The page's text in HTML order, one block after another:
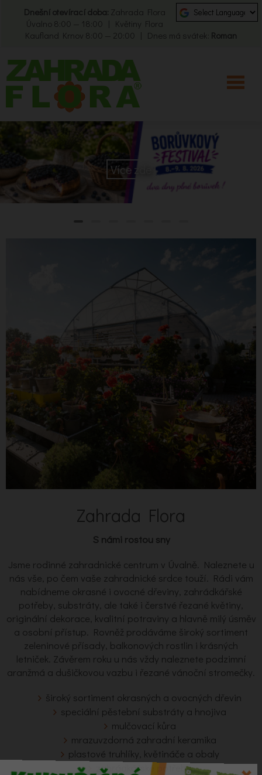
Dnešní otevírací doba: Zahrada Flora
Úvalno 8:00 — 18:00 | Květiny Flora
Kaufland Krnov 8:00 — 20:00 | Dnes má svátek: Roman
Více zde
Zahrada Flora
S námi rostou sny
Jsme rodinné zahradnické centrum v Úvalně. Naleznete u
nás vše, po čem vaše zahradnické srdce touží. Rádi vám
nabídneme okrasné i ovocné dřeviny, zahrádkářské
potřeby, substráty, ale také i čerstvé řezané květiny,
originální dekorace, kvalitní potraviny a hlavně milý úsměv
a osobní přístup. Rovněž prodáváme široký sortiment
zeleninové přísady, balkonových rostlin i krásných
letniček. Závěrem roku u nás vždy naleznete podzimní
aranžmá a dušičkovou vazbu i řezané vánoční stromečky.
široký sortiment okrasných a ovocných dřevin
speciální pěstební substráty a hnojiva
mulčovací kůra
mrazuvzdorná zahradní keramika
plastové truhlíky, květináče a obaly
zahrádkářské potřeby